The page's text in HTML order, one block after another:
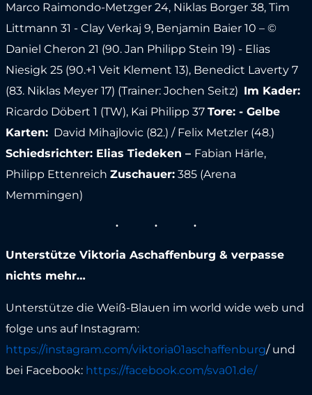
Marco Raimondo-Metzger 24, Niklas Borger 38, Tim
Littmann 31 - Clay Verkaj 9, Benjamin Baier 10 – ©
Daniel Cheron 21 (90. Jan Philipp Stein 19) - Elias
Niesigk 25 (90.+1 Veit Klement 13), Benedict Laverty 7
(83. Niklas Meyer 17) (Trainer: Jochen Seitz) Im Kader:
Ricardo Döbert 1 (TW), Kai Philipp 37 Tore: - Gelbe
Karten:David Mihajlovic (82.) / Felix Metzler (48.)
Schiedsrichter: Elias Tiedeken – Fabian Härle,
Philipp Ettenreich Zuschauer:385 (Arena
Memmingen)
Unterstütze Viktoria Aschaffenburg & verpasse
nichts mehr…
Unterstütze die Weiß-Blauen im world wide web und
folge uns auf Instagram:
https://instagram.com/viktoria01aschaffenburg/ und
bei Facebook: https://facebook.com/sva01.de/